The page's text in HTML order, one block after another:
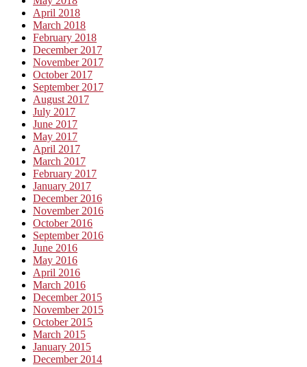
April 2018
March 2018
February 2018
December 2017
November 2017
October 2017
September 2017
August 2017
July 2017
June 2017
May 2017
April 2017
March 2017
February 2017
January 2017
December 2016
November 2016
October 2016
September 2016
June 2016
May 2016
April 2016
March 2016
December 2015
November 2015
October 2015
March 2015
January 2015
December 2014